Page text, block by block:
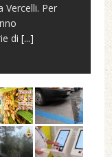
Vercelli. Per
di [...]